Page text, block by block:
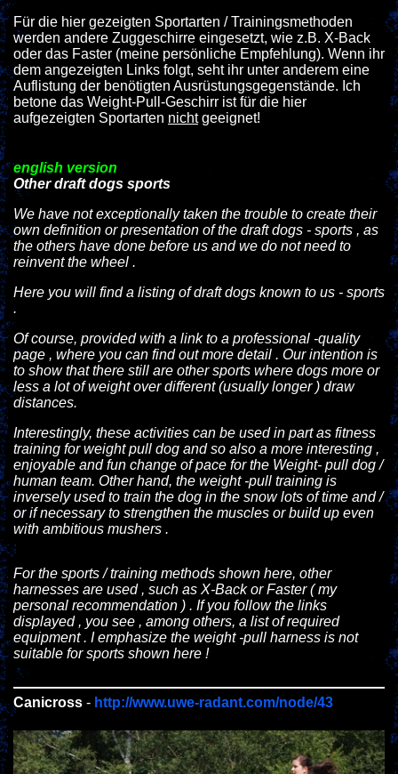
Für die hier gezeigten Sportarten / Trainingsmethoden
werden andere Zuggeschirre eingesetzt, wie z.B. X-Back
oder das Faster (meine persönliche Empfehlung). Wenn ihr
dem angezeigten Links folgt, seht ihr unter anderem eine
Auflistung der benötigten Ausrüstungsgegenstände. Ich
betone das Weight-Pull-Geschirr ist für die hier
aufgezeigten Sportarten nichtgeeignet!
english version
Other draft dogs sports
We have not exceptionally taken the trouble to create their
own definition or presentation of the draft dogs - sports , as
the others have done before us and we do not need to
reinvent the wheel .
Here you will find a listing of draft dogs known to us - sports
.
Of course, provided with a link to a professional -quality
page , where you can find out more detail . Our intention is
to show that there still are other sports where dogs more or
less a lot of weight over different (usually longer ) draw
distances.
Interestingly, these activities can be used in part as fitness
training for weight pull dog and so also a more interesting ,
enjoyable and fun change of pace for the Weight- pull dog /
human team. Other hand, the weight -pull training is
inversely used to train the dog in the snow lots of time and /
or if necessary to strengthen the muscles or build up even
with ambitious mushers .
For the sports / training methods shown here, other
harnesses are used , such as X-Back or Faster ( my
personal recommendation ) . If you follow the links
displayed , you see , among others, a list of required
equipment . I emphasize the weight -pull harness is not
suitable for sports shown here !
Canicross - http://www.uwe-radant.com/node/43